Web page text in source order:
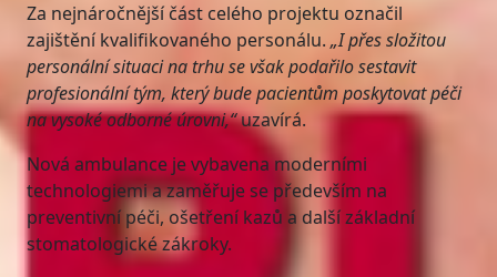
Za nejnáročnější část celého projektu označil
zajištění kvalifikovaného personálu. „I přes složitou
personální situaci na trhu se však podařilo sestavit
profesionální tým, který bude pacientům poskytovat péči
na vysoké odborné úrovni,“uzavírá.
Nová ambulance je vybavena moderními
technologiemi a zaměřuje se především na
preventivní péči, ošetření kazů a další základní
stomatologické zákroky.